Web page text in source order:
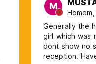
M
Generally the
girl which was
dont show no
reception.